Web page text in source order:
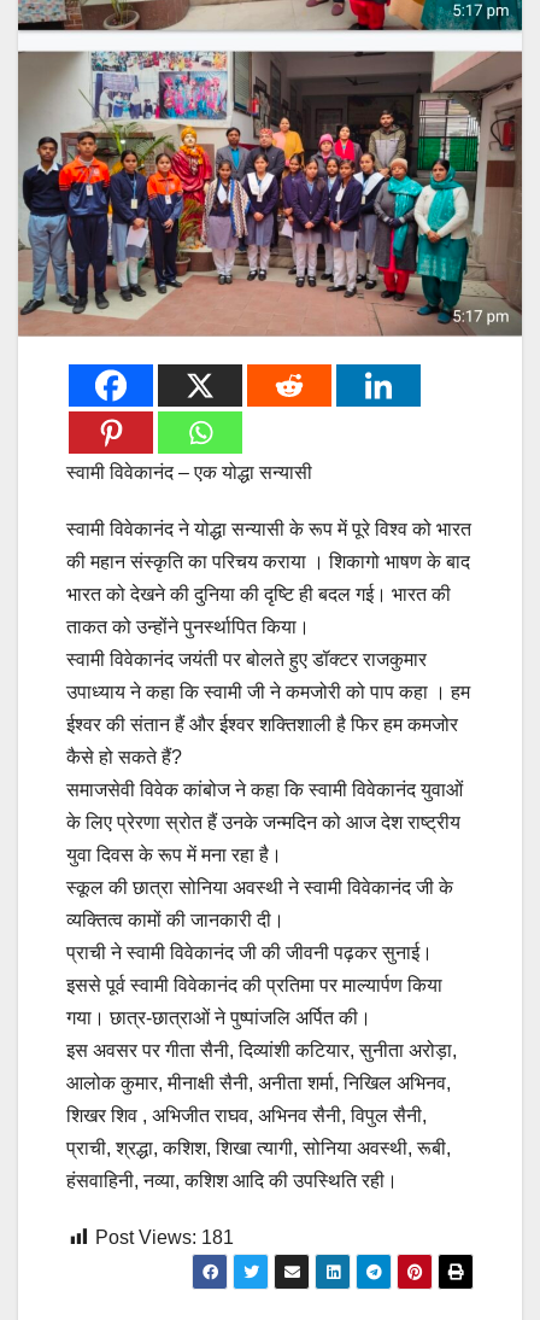
स्वामी विवेकानंद – एक योद्धा सन्यासी
स्वामी विवेकानंद ने योद्धा सन्यासी के रूप में पूरे विश्व को भारत
की महान संस्कृति का परिचय कराया । शिकागो भाषण के बाद
भारत को देखने की दुनिया की दृष्टि ही बदल गई। भारत की
ताकत को उन्होंने पुनर्स्थापित किया।
स्वामी विवेकानंद जयंती पर बोलते हुए डॉक्टर राजकुमार
उपाध्याय ने कहा कि स्वामी जी ने कमजोरी को पाप कहा । हम
ईश्वर की संतान हैं और ईश्वर शक्तिशाली है फिर हम कमजोर
कैसे हो सकते हैं?
समाजसेवी विवेक कांबोज ने कहा कि स्वामी विवेकानंद युवाओं
के लिए प्रेरणा स्रोत हैं उनके जन्मदिन को आज देश राष्ट्रीय
युवा दिवस के रूप में मना रहा है।
स्कूल की छात्रा सोनिया अवस्थी ने स्वामी विवेकानंद जी के
व्यक्तित्व कामों की जानकारी दी।
प्राची ने स्वामी विवेकानंद जी की जीवनी पढ़कर सुनाई।
इससे पूर्व स्वामी विवेकानंद की प्रतिमा पर माल्यार्पण किया
गया। छात्र-छात्राओं ने पुष्पांजलि अर्पित की।
इस अवसर पर गीता सैनी, दिव्यांशी कटियार, सुनीता अरोड़ा,
आलोक कुमार, मीनाक्षी सैनी, अनीता शर्मा, निखिल अभिनव,
शिखर शिव , अभिजीत राघव, अभिनव सैनी, विपुल सैनी,
प्राची, श्रद्धा, कशिश, शिखा त्यागी, सोनिया अवस्थी, रूबी,
हंसवाहिनी, नव्या, कशिश आदि की उपस्थिति रही।
Post Views: 181